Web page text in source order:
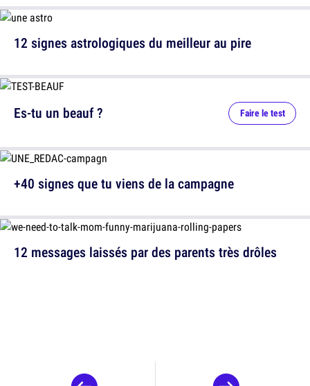
12 signes astrologiques du meilleur au pire
12 messages laissés par des parents très drôles
Es-tu un beauf ? Faire le test
+40 signes que tu viens de la campagne